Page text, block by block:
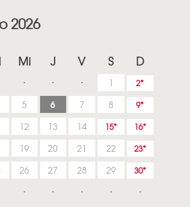
2026
Mi J V S D
1 2
5 6 7 8 9
12 13 14 15 16
19 20 21 22 23
26 27 28 29 30